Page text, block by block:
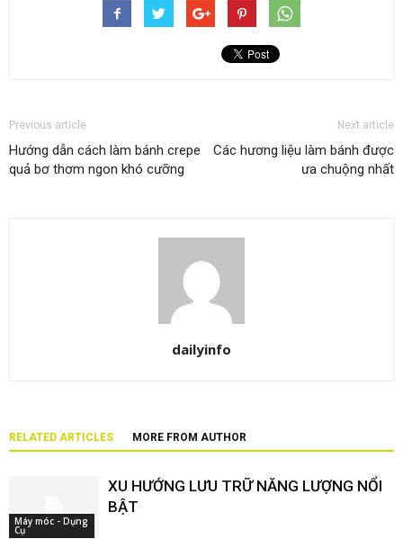
Previous article
Hướng dẫn cách làm bánh crepe
quả bơ thơm ngon khó cưỡng
Next article
Các hương liệu làm bánh được
ưa chuộng nhất
dailyinfo
RELATED ARTICLES MORE FROM AUTHOR
Máy móc - Dụng
Cụ
XU HƯỚNG LƯU TRỮ NĂNG LƯỢNG NỔI
BẬT